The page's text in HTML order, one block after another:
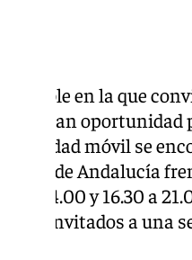
sensible en la que
una gran
unidad móvil se
de Andalucía
a 14.00 y 16.30 a
invitados a una